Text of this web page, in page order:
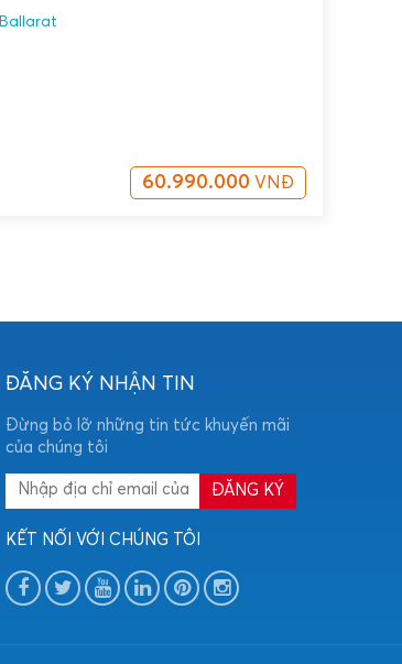
Ballarat
60.990.000 VNĐ
ĐĂNG KÝ NHẬN TIN
Đừng bỏ lỡ những tin tức khuyến mãi
của chúng tôi
KẾT NỐI VỚI CHÚNG TÔI